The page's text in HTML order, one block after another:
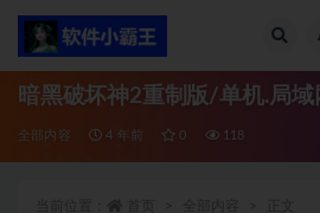
暗黑破坏神2重制版/单机.局域
全部内容 4 年前 0 118